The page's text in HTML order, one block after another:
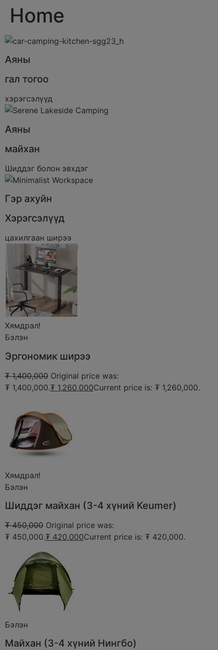
Home
Аяны
гал тогоо
хэрэгсэлүүд
Аяны
майхан
Шиддэг болон эвхдэг
Гэр ахуйн
Хэрэгсэлүүд
цахилгаан ширээ
Хямдрал!
Бэлэн
Эргономик ширээ
₮ 1,400,000 Original price was:
₮ 1,400,000.₮ 1,260,000Current price is: ₮ 1,260,000.
Хямдрал!
Бэлэн
Шиддэг майхан (3-4 хүний Keumer)
₮ 450,000 Original price was:
₮ 450,000.₮ 420,000Current price is: ₮ 420,000.
Бэлэн
Майхан (3-4 хүний Нингбо)